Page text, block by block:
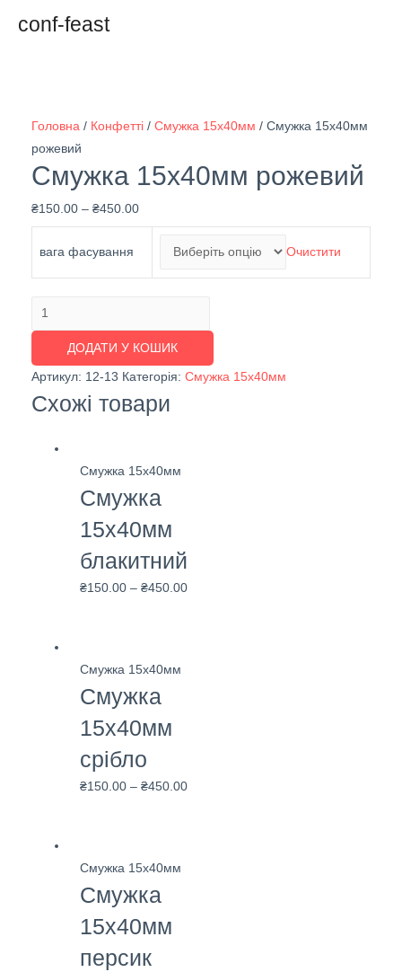
conf-feast
Головна / Конфетті/ Смужка 15х40мм / Смужка 15х40мм
рожевий
Смужка 15х40мм рожевий
₴150.00– ₴450.00
вага фасування Очистити
Смужка
15х40мм
рожевий
кількість
ДОДАТИ У КОШИК
Артикул: 12-13 Категорія: Смужка 15х40мм
Схожі товари
Смужка 15х40мм
Смужка
15х40мм
блакитний
₴150.00 –₴450.00
Смужка 15х40мм
Смужка
15х40мм
срібло
₴150.00 –₴450.00
Смужка 15х40мм
Смужка
15х40мм
персик